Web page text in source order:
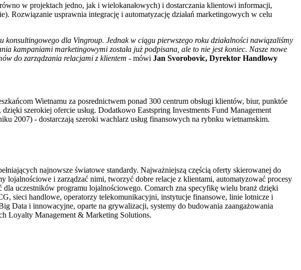
w projektach jedno, jak i wielokanałowych) i dostarczania klientowi informacji,
Rozwiązanie usprawnia integrację i automatyzację działań marketingowych w celu
dla Vingroup. Jednak w ciągu pierwszego roku działalności nawiązaliśmy
kampaniami marketingowymi została już podpisana, ale to nie jest koniec. Nasze nowe
do zarządzania relacjami z klientem - mówi Jan Svorobovic, Dyrektor Handlowy
Wietnamu za posrednictwem ponad 300 centrum obsługi klientów, biur, punktóe
szerokiej ofercie usług. Dodatkowo Eastspring Investments Fund Management
2007) - dostarczają szeroki wachlarz usług finansowych na rybnku wietnamskim.
najnowsze światowe standardy. Najważniejszą częścią oferty skierowanej do
i zarządzać nimi, tworzyć dobre relacje z klientami, automatyzować procesy
uczestników programu lojalnościowego. Comarch zna specyfikę wielu branż dzięki
sieci handlowe, operatorzy telekomunikacyjni, instytucje finansowe, linie lotnicze i
Data i innowacyjne, oparte na grywalizacji, systemy do budowania zaangażowania
Loyalty Management & Marketing Solutions.